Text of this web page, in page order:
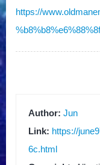
https://
Author: Jun
Link: https://
6c.html